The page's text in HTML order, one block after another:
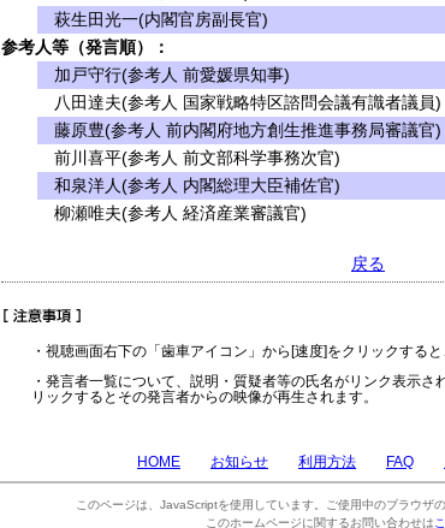
萩生田光一(内閣官房副長官)
参考人等（発言順）：
加戸守行(参考人 前愛媛県知事)
八田達夫(参考人 国家戦略特区諮問会議有識者議員)
藤原豊(参考人 前内閣府地方創生推進事務局審議官)
前川喜平(参考人 前文部科学事務次官)
和泉洋人(参考人 内閣総理大臣補佐官)
柳瀬唯夫(参考人 経済産業審議官)
戻る
・視聴画面右下の「歯車アイコン」から[速度]をクリックする
・発言者一覧について、説明・質疑者等の氏名がリンク表示
リックするとその発言者からの映像が再生されます。
HOME
お知らせ 利用方法 FAQ
このページは、JavaScriptを使用しています。ご使用中のブラウザ
このホームページに関するお問い合わせは